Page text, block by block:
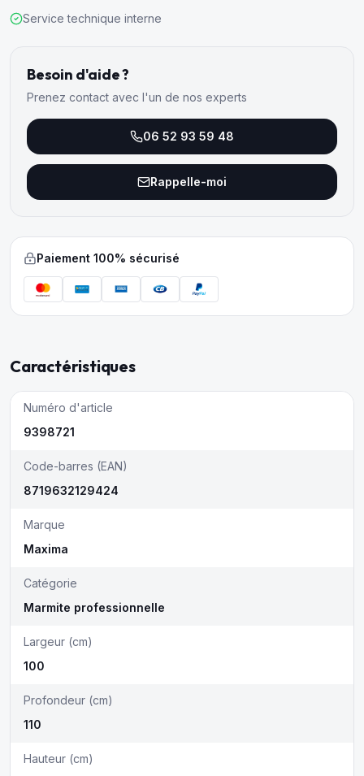
Service technique interne
Besoin d'aide ?
Prenez contact avec l'un de nos experts
06 52 93 59 48
Rappelle-moi
Paiement 100% sécurisé
Caractéristiques
Numéro d'article
9398721
Code-barres (EAN)
8719632129424
Marque
Maxima
Catégorie
Marmite professionnelle
Largeur (cm)
100
Profondeur (cm)
110
Hauteur (cm)